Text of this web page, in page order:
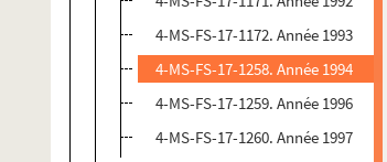
4-MS-FS-17-1172. Année 1993
4-MS-FS-17-1258. Année 1994
4-MS-FS-17-1259. Année 1996
4-MS-FS-17-1260. Année 1997